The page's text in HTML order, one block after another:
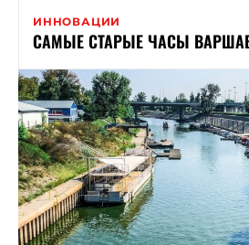
ИННОВАЦИИ
САМЫЕ СТАРЫЕ ЧАСЫ